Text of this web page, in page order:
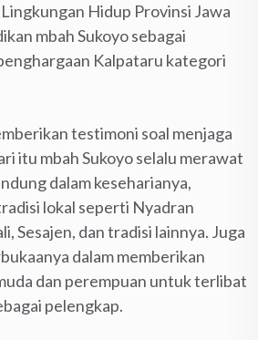
Hidup Provinsi Jawa
mbah Sukoyo sebagai
Kalpataru kategori
testimoni soal menjaga
itu mbah Sukoyo selalu merawat
dalam keseharianya,
lokal seperti Nyadran
Sesajen, dan tradisi lainnya. Juga
dalam memberikan
dan perempuan untuk terlibat
pelengkap.